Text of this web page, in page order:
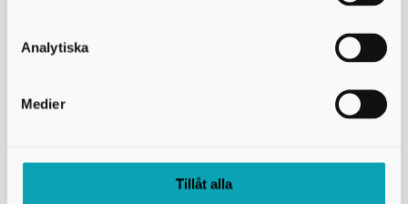
Analytiska
Medier
Tillåt alla